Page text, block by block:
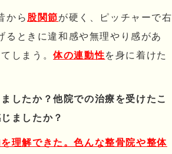
から 股関節が硬く、ピッチャーで右
るときに違和感や無理やり感があ
しまう。体の連動性を身に着けた
したか？他院での治療を受けたこ
ましたか？
理解できた。色んな整骨院や整体